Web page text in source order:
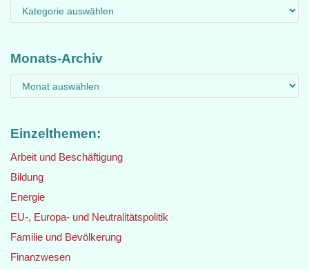
Monats-Archiv
Einzelthemen:
Arbeit und Beschäftigung
Bildung
Energie
EU-, Europa- und Neutralitätspolitik
Familie und Bevölkerung
Finanzwesen